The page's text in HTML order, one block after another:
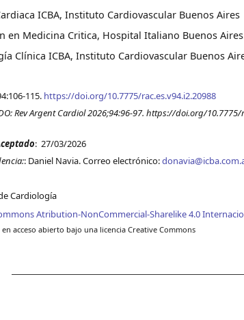
ICBA, Instituto Cardiovascular Buenos Aires
en Medicina Critica, Hospital Italiano Buenos
Clínica ICBA, Instituto Cardiovascular Buenos
115. https://doi.org/10.7775/rac.es.v94.i2.20988
Rev Argent Cardiol 2026;94:96-97. https://doi.org/
: 27/03/2026
: Daniel Navia. Correo electrónico:
Cardiología
Atribution-NonCommercial-Sharelike 4.0
acceso abierto bajo una licencia Creative Commons